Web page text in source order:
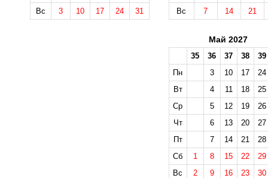
Вс
3 10 17 24 31
Вс
7 14 21
Май 2027
35 36 37 38
39
Пн
3 10 17
24
Вт
4 11 18
25
Ср
5 12 19
26
Чт
6 13 20
27
Пт
7 14 21
28
Сб
1 8 15 22
29
Вс
2 9 16 23 30